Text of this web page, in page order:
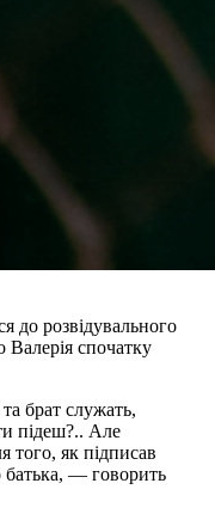
до розвідувального
Валерія спочатку
брат служать,
підеш?.. Але
того, як підписав
батька, — говорить